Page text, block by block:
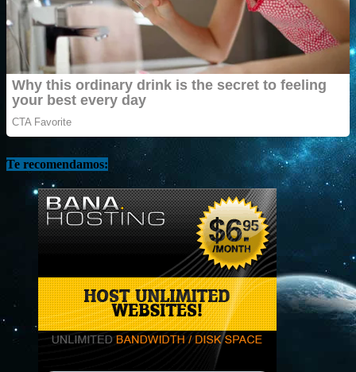
Te recomendamos: